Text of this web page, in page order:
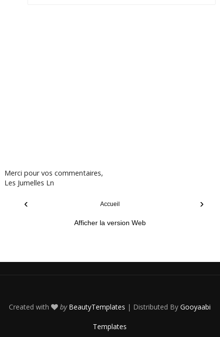
Merci pour vos commentaires,
Les Jumelles Ln
‹ ›
Accueil
Afficher la version Web
Created with by BeautyTemplates | Distributed ByGooyaabi
Templates